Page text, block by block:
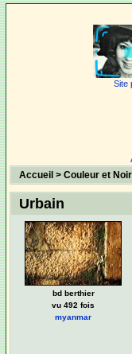
Site
Accueil > Couleur et
Urbain
bd berthier
vu 492 fois
myanmar